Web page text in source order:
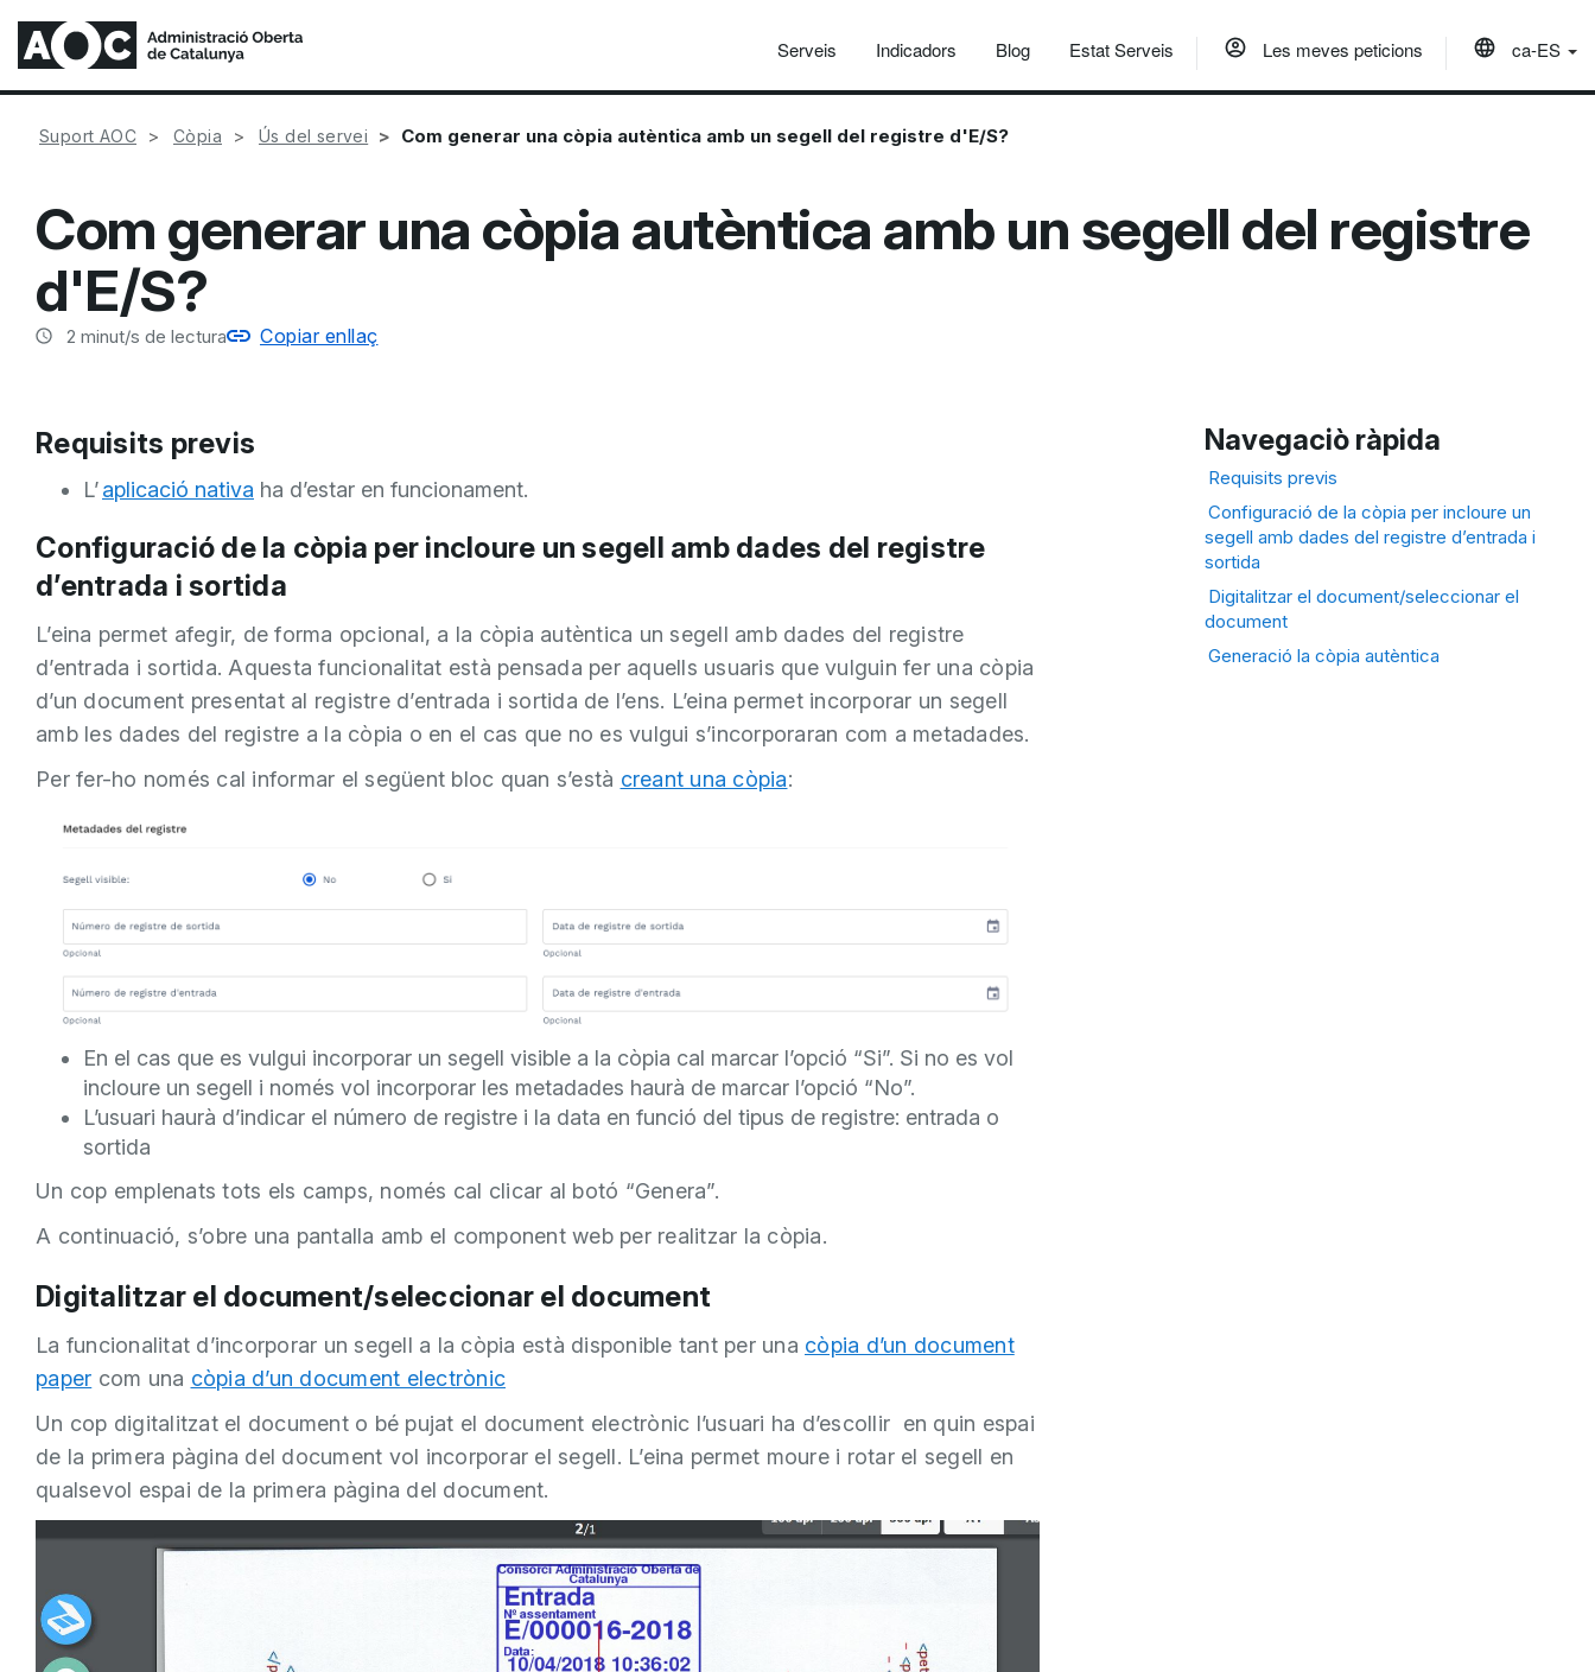
Serveis Indicadors Blog Estat Serveis Les meves peticions ca-ES
Suport AOC Còpia Ús del servei Com generar una còpia autèntica amb un segell del registre d'E/S?
Com generar una còpia autèntica amb un segell del registre
d'E/S?
2 minut/s de lectura Copiar enllaç
Requisits previs
L’aplicació nativa ha d’estar en funcionament.
Configuració de la còpia per incloure un segell amb dades del registre
d’entrada i sortida
L’eina permet afegir, de forma opcional, a la còpia autèntica un segell amb dades del registre
d’entrada i sortida. Aquesta funcionalitat està pensada per aquells usuaris que vulguin fer una còpia
d’un document presentat al registre d’entrada i sortida de l’ens. L’eina permet incorporar un segell
amb les dades del registre a la còpia o en el cas que no es vulgui s’incorporaran com a metadades.
Per fer-ho només cal informar el següent bloc quan s’està creant una còpia:
En el cas que es vulgui incorporar un segell visible a la còpia cal marcar l’opció “Si”. Si no es vol
incloure un segell i només vol incorporar les metadades haurà de marcar l’opció “No”.
L’usuari haurà d’indicar el número de registre i la data en funció del tipus de registre: entrada o
sortida
Un cop emplenats tots els camps, només cal clicar al botó “Genera”.
A continuació, s’obre una pantalla amb el component web per realitzar la còpia.
Digitalitzar el document/seleccionar el document
La funcionalitat d’incorporar un segell a la còpia està disponible tant per una còpia d’un document
paper com una còpia d’un document electrònic
Un cop digitalitzat el document o bé pujat el document electrònic l’usuari ha d’escollir en quin espai
de la primera pàgina del document vol incorporar el segell. L’eina permet moure i rotar el segell en
qualsevol espai de la primera pàgina del document.
Navegaciò ràpida
Requisits previs
Configuració de la còpia per incloure un
segell amb dades del registre d’entrada i
sortida
Digitalitzar el document/seleccionar el
document
Generació la còpia autèntica